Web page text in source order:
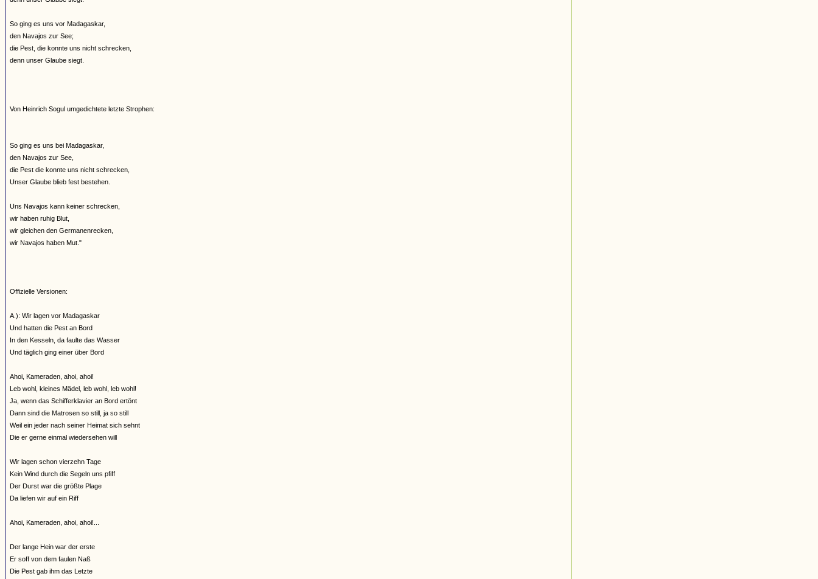
So ging es uns vor Madagaskar,
den Navajos zur See;
die Pest, die konnte uns nicht schrecken,
denn unser Glaube siegt.
Von Heinrich Sogul umgedichtete letzte Strophen:
So ging es uns bei Madagaskar,
den Navajos zur See,
die Pest die konnte uns nicht schrecken,
Unser Glaube blieb fest bestehen.
Uns Navajos kann keiner schrecken,
wir haben ruhig Blut,
wir gleichen den Germanenrecken,
wir Navajos haben Mut."
Offizielle Versionen:
A.): Wir lagen vor Madagaskar
Und hatten die Pest an Bord
In den Kesseln, da faulte das Wasser
Und täglich ging einer über Bord
Ahoi, Kameraden, ahoi, ahoi!
Leb wohl, kleines Mädel, leb wohl, leb wohl!
Ja, wenn das Schifferklavier an Bord ertönt
Dann sind die Matrosen so still, ja so still
Weil ein jeder nach seiner Heimat sich sehnt
Die er gerne einmal wiedersehen will
Wir lagen schon vierzehn Tage
Kein Wind durch die Segeln uns pfiff
Der Durst war die größte Plage
Da liefen wir auf ein Riff
Ahoi, Kameraden, ahoi, ahoi!...
Der lange Hein war der erste
Er soff von dem faulen Naß
Die Pest gab ihm das Letzte